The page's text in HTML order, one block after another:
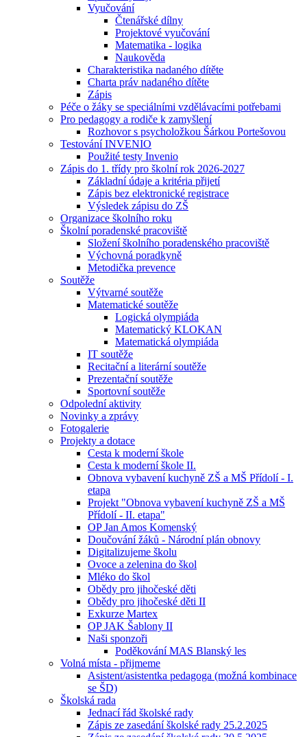
Vyučování
Čtenářské dílny
Projektové vyučování
Matematika - logika
Naukověda
Charakteristika nadaného dítěte
Charta práv nadaného dítěte
Zápis
Péče o žáky se speciálními vzdělávacími potřebami
Pro pedagogy a rodiče k zamyšlení
Rozhovor s psycholožkou Šárkou Portešovou
Testování INVENIO
Použité testy Invenio
Zápis do 1. třídy pro školní rok 2026-2027
Základní údaje a kritéria přijetí
Zápis bez elektronické registrace
Výsledek zápisu do ZŠ
Organizace školního roku
Školní poradenské pracoviště
Složení školního poradenského pracoviště
Výchovná poradkyně
Metodička prevence
Soutěže
Výtvarné soutěže
Matematické soutěže
Logická olympiáda
Matematický KLOKAN
Matematická olympiáda
IT soutěže
Recitační a literární soutěže
Prezentační soutěže
Sportovní soutěže
Odpolední aktivity
Novinky a zprávy
Fotogalerie
Projekty a dotace
Cesta k moderní škole
Cesta k moderní škole II.
Obnova vybavení kuchyně ZŠ a MŠ Přídolí - I.
etapa
Projekt "Obnova vybavení kuchyně ZŠ a MŠ
Přídolí - II. etapa"
OP Jan Amos Komenský
Doučování žáků - Národní plán obnovy
Digitalizujeme školu
Ovoce a zelenina do škol
Mléko do škol
Obědy pro jihočeské děti
Obědy pro jihočeské děti II
Exkurze Martex
OP JAK Šablony II
Naši sponzoři
Poděkování MAS Blanský les
Volná místa - přijmeme
Asistent/asistentka pedagoga (možná kombinace
se ŠD)
Školská rada
Jednací řád školské rady
Zápis ze zasedání školské rady 25.2.2025